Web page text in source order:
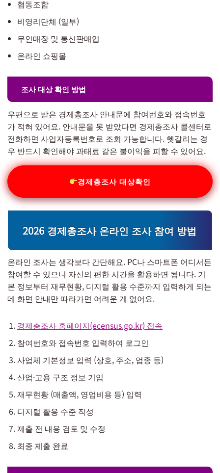
협동조합
비영리단체 (일부)
무인매장 및 통신판매업
온라인 쇼핑몰
조사 대상 확인 방법
우편으로 받은 경제총조사 안내문에 참여번호와 접속번호
가 적혀 있어요. 안내문을 못 받았다면 경제총조사 콜센터로
전화하면 사업자등록번호로 조회 가능합니다. 헷갈리는 경
우 반드시 확인해야 과태료 같은 불이익을 피할 수 있어요.
경제총조사 대상확인
2026 경제총조사 온라인 조사 참여 방법
온라인 조사는 생각보다 간단해요. PC나 스마트폰 어디서든
참여할 수 있으니 자신의 편한 시간을 활용하면 됩니다. 기
본 정보부터 재무현황, 디지털 활용 수준까지 입력하게 되는
데 화면 안내만 따라가면 어려운 게 없어요.
경제총조사 홈페이지(ecensus.go.kr) 접속
참여번호와 접속번호 입력하여 로그인
사업체 기본정보 입력 (상호, 주소, 업종 등)
산업·고용 구조 정보 기입
재무현황 (매출액, 영업비용 등) 입력
디지털 활용 수준 작성
제출 전 내용 검토 및 수정
최종 제출 완료